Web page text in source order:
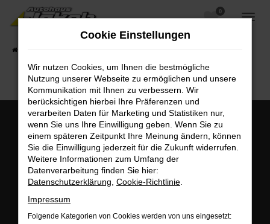
Zum
Hauptinhalt
0
MO - FR: 07:00 bis 18:00 Uhr | SA: 09:30 bis 12:00 Uhr
+49 3745 7817-0
Newsletteranmeldung
Bleiben Sie stets auf dem Laufenden und erhalten Sie
Benachrichtigungen direkt in Ihr Postfach.
Cookie Einstellungen
Wir nutzen Cookies, um Ihnen die bestmögliche
Nutzung unserer Webseite zu ermöglichen und unsere
Kommunikation mit Ihnen zu verbessern. Wir
berücksichtigen hierbei Ihre Präferenzen und
verarbeiten Daten für Marketing und Statistiken nur,
wenn Sie uns Ihre Einwilligung geben. Wenn Sie zu
einem späteren Zeitpunkt Ihre Meinung ändern, können
Sie die Einwilligung jederzeit für die Zukunft widerrufen.
Weitere Informationen zum Umfang der
Datenverarbeitung finden Sie hier:
Datenschutzerklärung Cookie-Richtlinie
Impressum
Folgende Kategorien von Cookies werden von uns eingesetzt: